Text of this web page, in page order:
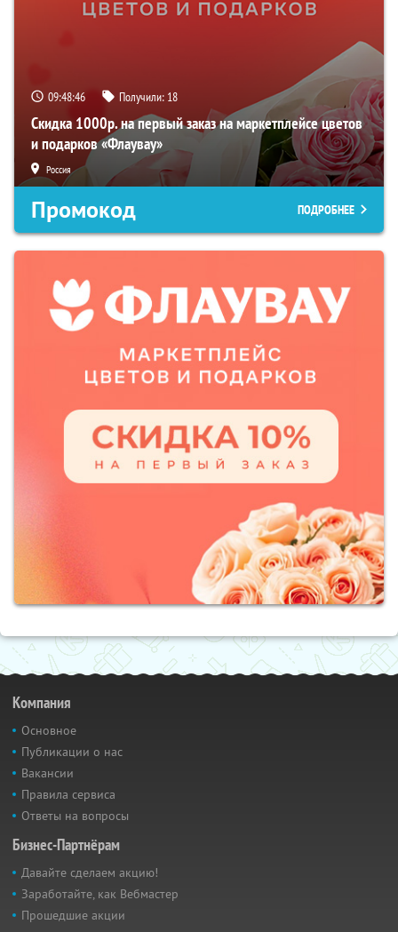
09:48:45 Получили: 18
Скидка 1000р. на первый заказ на маркетплейсе цветов
и подарков «Флаувау»
Россия
Промокод ПОДРОБНЕЕ
Компания
Основное
Публикации о нас
Вакансии
Правила сервиса
Ответы на вопросы
Бизнес-Партнёрам
Давайте сделаем акцию!
Заработайте, как Вебмастер
Прошедшие акции